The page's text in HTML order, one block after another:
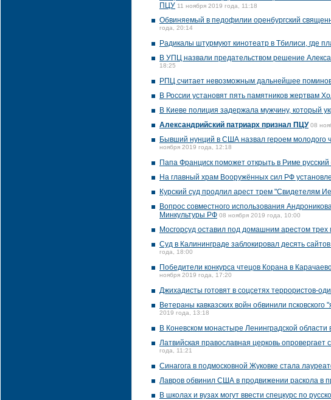
ПЦУ 11 ноября 2019 года, 11:18
Обвиняемый в педофилии оренбургский
года, 20:14
Радикалы штурмуют кинотеатр в Тбилиси, где
В УПЦ назвали предательством решение
18:25
РПЦ считает невозможным дальнейшее
В России установят пять памятников жертвам
В Киеве полиция задержала мужчину, который
Александрийский патриарх признал ПЦУ 08
Бывший нунций в США назвал героем молодого
ноября 2019 года, 12:18
Папа Франциск поможет открыть в Риме
На главный храм Вооружённых сил РФ
Курский суд продлил арест трем "Свидетелям
Вопрос совместного использования
Минкультуры РФ 08 ноября 2019 года, 10:00
Мосгорсуд оставил под домашним арестом
Суд в Калининграде заблокировал десять
года, 18:00
Победители конкурса чтецов Корана в
ноября 2019 года, 17:20
Джихадисты готовят в соцсетях террористов-
Ветераны кавказских войн обвинили
2019 года, 13:18
В Коневском монастыре Ленинградской области
Латвийская православная церковь
года, 11:21
Синагога в подмосковной Жуковке стала
Лавров обвинил США в продвижении раскола в
В школах и вузах могут ввести спецкурс по